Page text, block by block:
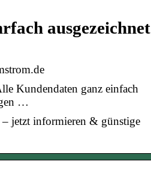
ausgezeichnet
Kundendaten ganz einfach
…
jetzt informieren & günstige